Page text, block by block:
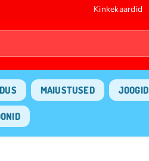
Kinkekaardid
MAIUSTUSED JOOGID